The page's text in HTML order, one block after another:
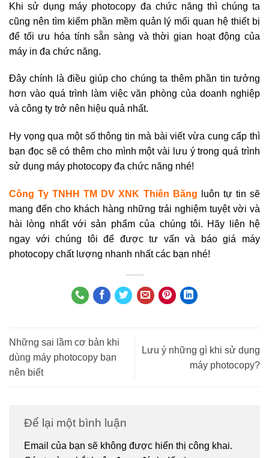
Khi sử dụng máy photocopy đa chức năng thì chúng ta
cũng nên tìm kiếm phần mềm quản lý mối quan hệ thiết bị
để tối ưu hóa tính sẵn sàng và thời gian hoạt động của
máy in đa chức năng.
Đây chính là điều giúp cho chúng ta thêm phần tin tưởng
hơn vào quá trình làm việc văn phòng của doanh nghiệp
và công ty trở nên hiệu quả nhất.
Hy vọng qua một số thông tin mà bài viết vừa cung cấp thì
bạn đọc sẽ có thêm cho mình một vài lưu ý trong quá trình
sử dụng máy photocopy đa chức năng nhé!
Công Ty TNHH TM DV XNK Thiên Băng luôn tự tin sẽ
mang đến cho khách hàng những trải nghiệm tuyệt vời và
hài lòng nhất với sản phẩm của chúng tôi. Hãy liên hệ
ngay với chúng tôi để được tư vấn và báo giá máy
photocopy chất lượng nhanh nhất các bạn nhé!
Những sai lầm cơ bản khi
dùng máy photocopy bạn
nên biết
Lưu ý những gì khi sử dụng
máy photocopy?
Để lại một bình luận
Email của bạn sẽ không được hiển thị công khai.